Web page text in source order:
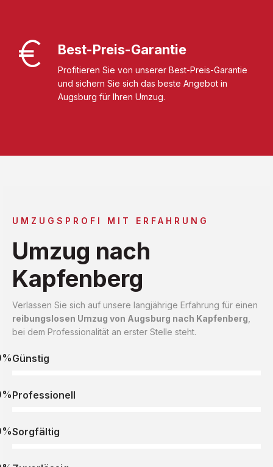
Best-Preis-Garantie
Profitieren Sie von unserer Best-Preis-Garantie
und sichern Sie sich das beste Angebot in
Augsburg für Ihren Umzug.
UMZUGSPROFI MIT ERFAHRUNG
Umzug nach
Kapfenberg
Verlassen Sie sich auf unsere langjährige Erfahrung für einen
reibungslosen Umzug von Augsburg nach Kapfenberg
bei dem Professionalität an erster Stelle steht.
Günstig
Professionell
Sorgfältig